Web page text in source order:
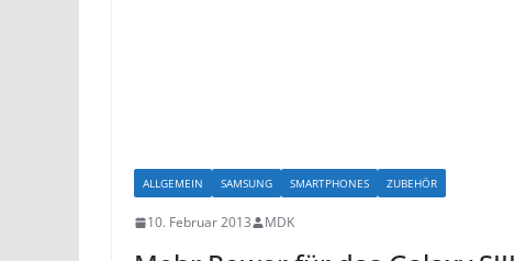
ALLGEMEIN SAMSUNG SMARTPHONES ZUBEHÖR
10. Februar 2013 MDK